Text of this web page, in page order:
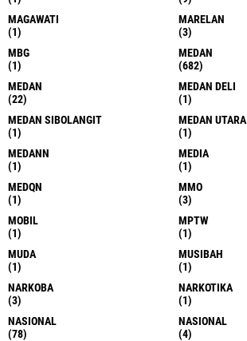
MAGAWATI
(1)
MARELAN
(3)
MBG
(1)
MEDAN
(682)
MEDAN
(22)
MEDAN DELI
(1)
MEDAN SIBOLANGIT
(1)
MEDAN UTARA
(1)
MEDANN
(1)
MEDIA
(1)
MEDQN
(1)
MMO
(3)
MOBIL
(1)
MPTW
(1)
MUDA
(1)
MUSIBAH
(1)
NARKOBA
(3)
NARKOTIKA
(1)
NASIONAL
(78)
NASIONAL
(4)